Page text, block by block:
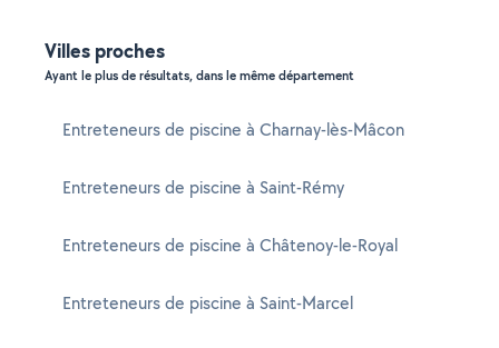
Villes proches
Ayant le plus de résultats, dans le même département
Entreteneurs de piscine à Charnay-lès-Mâcon
Entreteneurs de piscine à Saint-Rémy
Entreteneurs de piscine à Châtenoy-le-Royal
Entreteneurs de piscine à Saint-Marcel